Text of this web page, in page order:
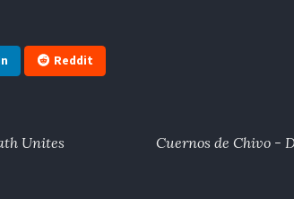
Reddit
Unites
Cuernos de Chivo -